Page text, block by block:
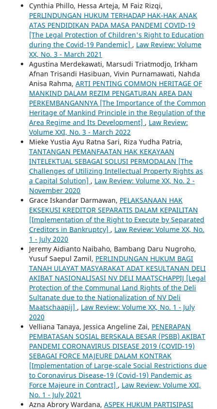
Cynthia Phillo, Hessa Arteja, M Faiz Rizqi,
PERLINDUNGAN HUKUM TERHADAP HAK-HAK ANAK
ATAS PENDIDIKAN PADA MASA PANDEMI COVID-19
[The Legal Protection of Children's Right to Education
during the Covid-19 Pandemic] , Law Review: Volume
XX, No. 3 - March 2021
Agustina Merdekawati, Marsudi Triatmodjo, Irkham
Afnan Trisandi Hasibuan, Vivin Purnamawati, Nahda
Anisa Rahma, ARTI PENTING COMMON HERITAGE OF
MANKIND DALAM REZIM PENGATURAN AREA DAN
PERKEMBANGANNYA [The Importance of the Common
Heritage of Mankind Principle in the Regulation of the
Area Regime and Its Development] , Law Review:
Volume XXI, No. 3 - March 2022
Mieke Yustia Ayu Ratna Sari, Riza Yudha Patria,
TANTANGAN PEMANFAATAN HAK KEKAYAAN
INTELEKTUAL SEBAGAI SOLUSI PERMODALAN [The
Challenges of Utilizing Intellectual Property Rights as
a Capital Solution] , Law Review: Volume XX, No. 2 -
November 2020
Grace Iskandar Darmawan, PELAKSANAAN HAK
EKSEKUSI KREDITOR SEPARATIS DALAM KEPAILITAN
[Implementation of the Right to Execute by Separated
Creditors in Bankruptcy] , Law Review: Volume XX, No.
1 - July 2020
Jeremy Aidianto Naibaho, Bambang Daru Nugroho,
Yusuf Saepul Zamil, PERLINDUNGAN HUKUM BAGI
TANAH ULAYAT MASYARAKAT ADAT KESULTANAN DELI
AKIBAT NASIONALISASI NV DELI MAATSCHAPPIJ [Legal
Protection of the Communal Land Rights of the Deli
Sultanate due to the Nationalization of NV Deli
Maatschaapij] , Law Review: Volume XX, No. 1 - July
2020
Velliana Tanaya, Jessica Angeline Zai, PENERAPAN
PEMBATASAN SOSIAL BERSKALA BESAR (PSBB) AKIBAT
PANDEMI CORONAVIRUS DISEASE 2019 (COVID-19)
SEBAGAI FORCE MAJEURE DALAM KONTRAK
[Implementation of Large-scale Social Restrictions due
to Coronavirus Disease-19 (Covid-19) Pandemic as
Force Majeure in Contract] , Law Review: Volume XXI,
No. 1 - July 2021
Azna Abrory Wardana, ASPEK HUKUM PARTISIPASI